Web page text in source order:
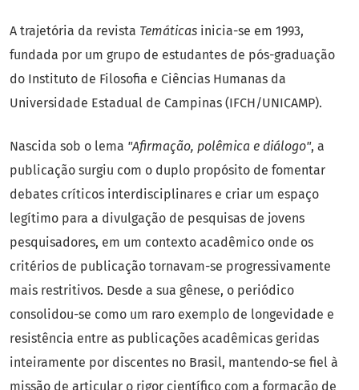
A trajetória da revista Temáticas inicia-se em 1993,
fundada por um grupo de estudantes de pós-graduação
do Instituto de Filosofia e Ciências Humanas da
Universidade Estadual de Campinas (IFCH/UNICAMP).
Nascida sob o lema "Afirmação, polêmica e diálogo", a
publicação surgiu com o duplo propósito de fomentar
debates críticos interdisciplinares e criar um espaço
legítimo para a divulgação de pesquisas de jovens
pesquisadores, em um contexto acadêmico onde os
critérios de publicação tornavam-se progressivamente
mais restritivos. Desde a sua gênese, o periódico
consolidou-se como um raro exemplo de longevidade e
resistência entre as publicações acadêmicas geridas
inteiramente por discentes no Brasil, mantendo-se fiel à
missão de articular o rigor científico com a formação de